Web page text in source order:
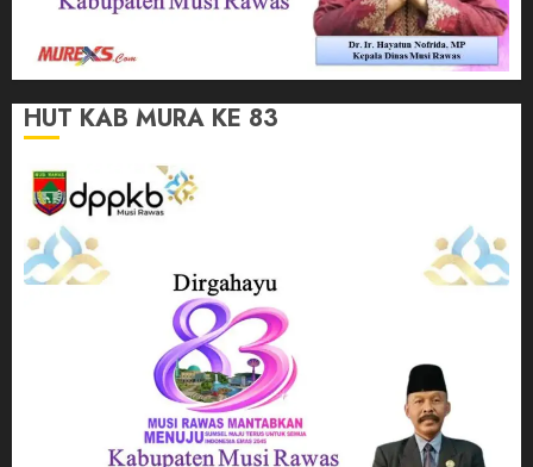
HUT KAB MURA KE 83